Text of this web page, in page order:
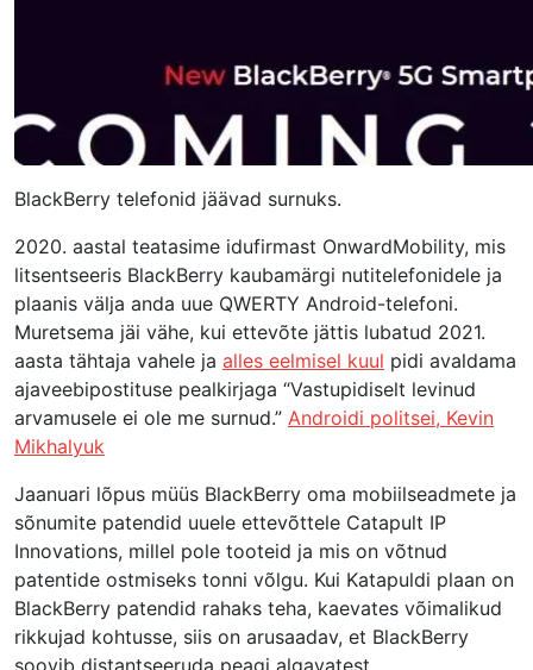
BlackBerry telefonid jäävad surnuks.
2020. aastal teatasime idufirmast OnwardMobility, mis
litsentseeris BlackBerry kaubamärgi nutitelefonidele ja
plaanis välja anda uue QWERTY Android-telefoni.
Muretsema jäi vähe, kui ettevõte jättis lubatud 2021.
aasta tähtaja vahele ja alles eelmisel kuul pidi avaldama
ajaveebipostituse pealkirjaga “Vastupidiselt levinud
arvamusele ei ole me surnud.” Androidi politsei, Kevin
Mikhalyuk
Jaanuari lõpus müüs BlackBerry oma mobiilseadmete ja
sõnumite patendid uuele ettevõttele Catapult IP
Innovations, millel pole tooteid ja mis on võtnud
patentide ostmiseks tonni võlgu. Kui Katapuldi plaan on
BlackBerry patendid rahaks teha, kaevates võimalikud
rikkujad kohtusse, siis on arusaadav, et BlackBerry
soovib distantseeruda peagi algavatest